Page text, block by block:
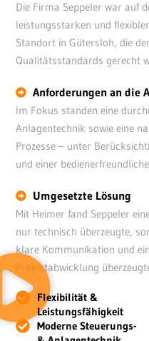
Die Firma Seppeler war auf
leistungsstarken und
Standort in Gütersloh, die
Qualitätsstandards gerecht
Anforderungen an die
Im Fokus standen eine
Anlagentechnik sowie eine
Prozesse – unter
und einer
Umgesetzte Lösung
Mit Heimer fand Seppeler
nur technisch überzeugte,
klare Kommunikation und
Projektabwicklung
Flexibilität &
Leistungsfähigkeit
Moderne Steuerungs-